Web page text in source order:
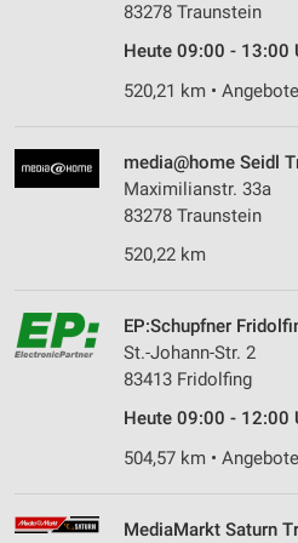
83278 Traunstein
Heute 09:00 - 13:00
520,21 km •
media@home Seidl
Maximilianstr. 33a
83278 Traunstein
520,22 km
EP:Schupfner
St.-Johann-Str. 2
83413 Fridolfing
Heute 09:00 - 12:00
504,57 km •
MediaMarkt Saturn